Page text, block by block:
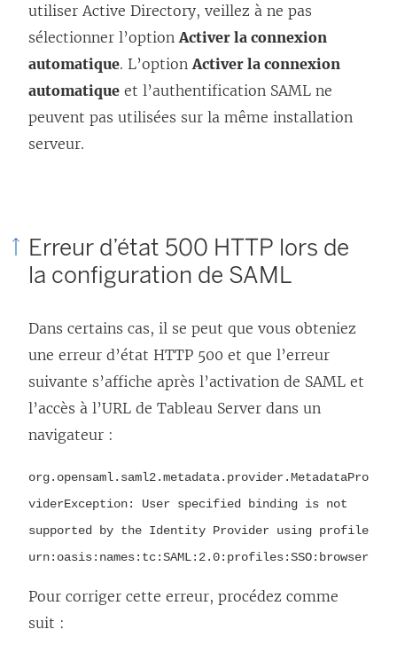
utiliser Active Directory, veillez à ne pas
sélectionner l’option Activer la connexion
automatique. L’option Activer la connexion
automatique et l’authentification SAML ne
peuvent pas utilisées sur la même installation
serveur.
Erreur d’état 500 HTTP lors de
la configuration de SAML
Dans certains cas, il se peut que vous obteniez
une erreur d’état HTTP 500 et que l’erreur
suivante s’affiche après l’activation de SAML et
l’accès à l’URL de Tableau Server dans un
navigateur :
org.opensaml.saml2.metadata.provider.MetadataPro
viderException: User specified binding is not
supported by the Identity Provider using profile
urn:oasis:names:tc:SAML:2.0:profiles:SSO:browser
Pour corriger cette erreur, procédez comme
suit :